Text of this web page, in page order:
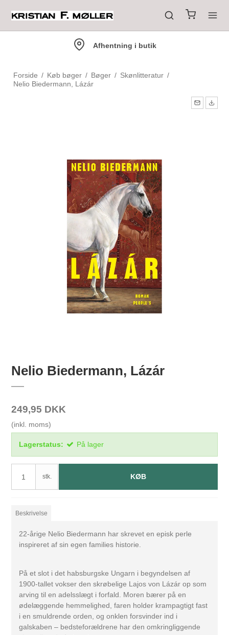
Afhentning i butik
Forside / Køb bøger / Bøger / Skønlitteratur /
Nelio Biedermann, Lázár
Nelio Biedermann, Lázár
249,95 DKK
(inkl. moms)
Lagerstatus: På lager
stk. KØB
Beskrivelse
22-årige Nelio Biedermann har skrevet en episk perle
inspireret af sin egen families historie.
På et slot i det habsburgske Ungarn i begyndelsen af
1900-tallet vokser den skrøbelige Lajos von Lázár op som
arving til en adelsslægt i forfald. Moren bærer på en
ødelæggende hemmelighed, faren holder krampagtigt fast
i en smuldrende orden, og onklen forsvinder ind i
galskaben – bedsteforældrene har den omkringliggende